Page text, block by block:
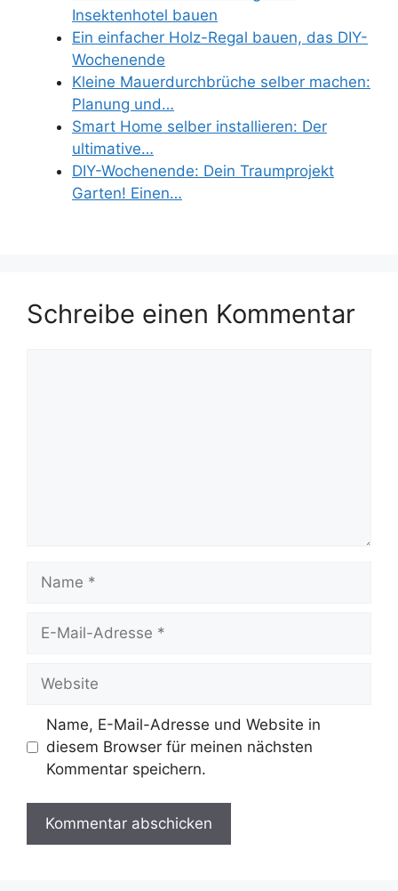
Insektenhotel bauen
Ein einfacher Holz-Regal bauen, das DIY-
Wochenende
Kleine Mauerdurchbrüche selber machen:
Planung und…
Smart Home selber installieren: Der
ultimative…
DIY-Wochenende: Dein Traumprojekt
Garten! Einen…
Schreibe einen Kommentar
Mail-
Name, E-Mail-Adresse und Website in
diesem Browser für meinen nächsten
Kommentar speichern.